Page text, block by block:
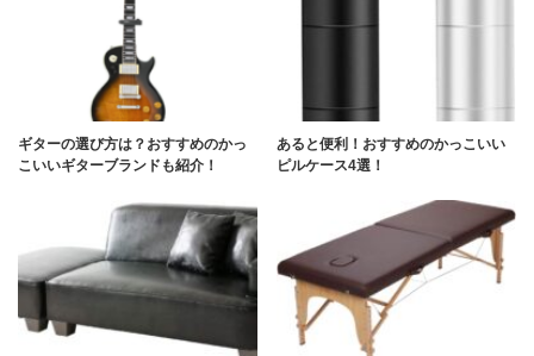
ギターの選び方は？おすすめのかっ
こいいギターブランドも紹介！
あると便利！おすすめのかっこいい
ピルケース4選！